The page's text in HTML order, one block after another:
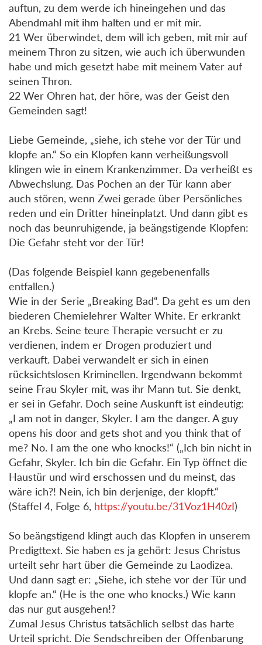
auftun, zu dem werde ich hineingehen und das
Abendmahl mit ihm halten und er mit mir.
21 Wer überwindet, dem will ich geben, mit mir auf
meinem Thron zu sitzen, wie auch ich überwunden
habe und mich gesetzt habe mit meinem Vater auf
seinen Thron.
22 Wer Ohren hat, der höre, was der Geist den
Gemeinden sagt!
Liebe Gemeinde, „siehe, ich stehe vor der Tür und
klopfe an.“ So ein Klopfen kann verheißungsvoll
klingen wie in einem Krankenzimmer. Da verheißt es
Abwechslung. Das Pochen an der Tür kann aber
auch stören, wenn Zwei gerade über Persönliches
reden und ein Dritter hineinplatzt. Und dann gibt es
noch das beunruhigende, ja beängstigende Klopfen:
Die Gefahr steht vor der Tür!
(Das folgende Beispiel kann gegebenenfalls
entfallen.)
Wie in der Serie „Breaking Bad“. Da geht es um den
biederen Chemielehrer Walter White. Er erkrankt
an Krebs. Seine teure Therapie versucht er zu
verdienen, indem er Drogen produziert und
verkauft. Dabei verwandelt er sich in einen
rücksichtslosen Kriminellen. Irgendwann bekommt
seine Frau Skyler mit, was ihr Mann tut. Sie denkt,
er sei in Gefahr. Doch seine Auskunft ist eindeutig:
„I am not in danger, Skyler. I am the danger. A guy
opens his door and gets shot and you think that of
me? No. I am the one who knocks!“ („Ich bin nicht in
Gefahr, Skyler. Ich bin die Gefahr. Ein Typ öffnet die
Haustür und wird erschossen und du meinst, das
wäre ich?! Nein, ich bin derjenige, der klopft.“
(Staffel 4, Folge 6, https://youtu.be/31Voz1H40zI)
So beängstigend klingt auch das Klopfen in unserem
Predigttext. Sie haben es ja gehört: Jesus Christus
urteilt sehr hart über die Gemeinde zu Laodizea.
Und dann sagt er: „Siehe, ich stehe vor der Tür und
klopfe an.“ (He is the one who knocks.) Wie kann
das nur gut ausgehen!?
Zumal Jesus Christus tatsächlich selbst das harte
Urteil spricht. Die Sendschreiben der Offenbarung